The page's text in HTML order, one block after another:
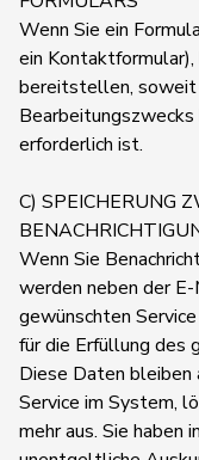
Wenn Sie ein
ein
bereitstellen, soweit
erforderlich ist.
C) SPEICHERUNG
Wenn Sie
werden neben der
gewünschten
für die Erfüllung des
Diese Daten bleiben
Service im System,
mehr aus. Sie haben